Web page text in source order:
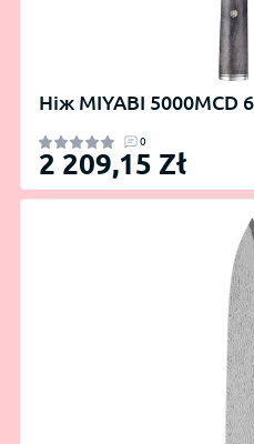
Ніж MIYABI 5000MCD
0
2 209,15 Zł